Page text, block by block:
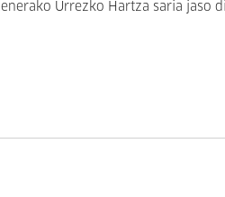
Urrezko Hartza saria jaso